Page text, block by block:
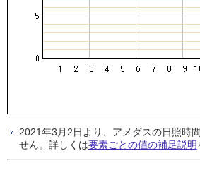
2021年3月2日より、アメダスの日照時
せん。詳しくは要素ごとの値の補足説明